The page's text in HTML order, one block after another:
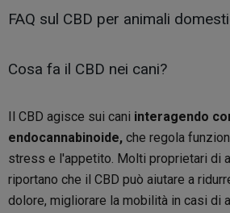
FAQ sul CBD per animali
Cosa fa il CBD nei cani?
Il CBD agisce sui cani interagendo
endocannabinoide, che regola
stress e l'appetito. Molti proprietari di
riportano che il CBD può aiutare a
dolore, migliorare la mobilità in casi di